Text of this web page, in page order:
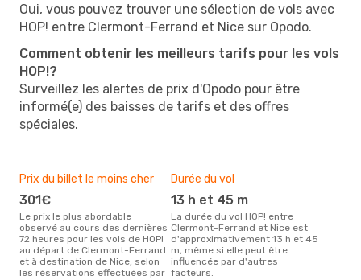
Oui, vous pouvez trouver une sélection de vols avec
HOP! entre Clermont-Ferrand et Nice sur Opodo.
Comment obtenir les meilleurs tarifs pour les vols
HOP!?
Surveillez les alertes de prix d'Opodo pour être
informé(e) des baisses de tarifs et des offres
spéciales.
Prix du billet le moins cher
301€
Le prix le plus abordable
observé au cours des dernières
72 heures pour les vols de HOP!
au départ de Clermont-Ferrand
et à destination de Nice, selon
les réservations effectuées par
Durée du vol
13 h et 45 m
La durée du vol HOP! entre
Clermont-Ferrand et Nice est
d'approximativement 13 h et 45
m, même si elle peut être
influencée par d'autres
facteurs.